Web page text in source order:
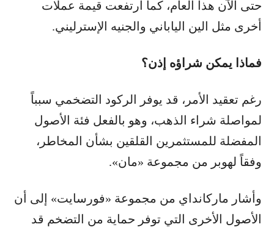
حتى الآن هذا العام، كما ارتفعت قيمة عملات
أخرى مثل الين الياباني والجنيه الإسترليني.
فماذا يمكن شراؤه إذن؟
رغم تعقيد الأمر، قد يوفر الركود التضخمي سبباً
لمواصلة شراء الذهب، وهو بالفعل فئة الأصول
المفضلة للمستثمرين القلقين بشأن المخاطر،
وفقاً لهوبر من مجموعة «مان».
وأشار ماركانداي من مجموعة «فورسايت» إلى أن
الأصول الأخرى التي توفر حماية من التضخم قد